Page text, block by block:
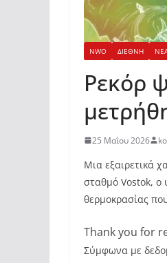
NWO ΔΙΕΘΝΗ
Ρεκόρ
25 Μαΐου 2026
Μια εξαιρετικά
σταθμό Vostok, ο
θερμοκρασίας
Thank you for
Σύμφωνα με